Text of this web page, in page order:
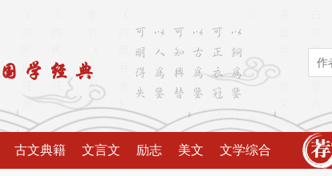
古文典籍 文言文 励志 美文 文学综合